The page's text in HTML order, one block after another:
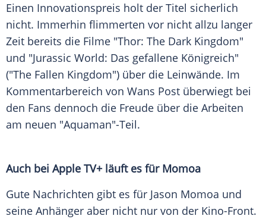
Einen Innovationspreis holt der Titel sicherlich
nicht. Immerhin flimmerten vor nicht allzu langer
Zeit bereits die Filme "Thor: The Dark Kingdom"
und "Jurassic World: Das gefallene Königreich"
("The Fallen Kingdom") über die Leinwände. Im
Kommentarbereich von Wans Post überwiegt bei
den Fans dennoch die Freude über die Arbeiten
am neuen "Aquaman"-Teil.
Auch bei Apple TV+ läuft es für Momoa
Gute Nachrichten gibt es für Jason Momoa und
seine Anhänger aber nicht nur von der Kino-Front.